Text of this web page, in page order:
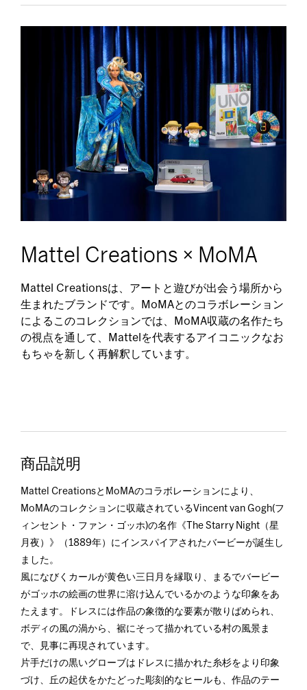
Mattel Creations × MoMA
Mattel Creationsは、アートと遊びが出会う場所から
生まれたブランドです。MoMAとのコラボレーション
によるこのコレクションでは、MoMA収蔵の名作たち
の視点を通して、Mattelを代表するアイコニックなお
もちゃを新しく再解釈しています。
商品説明
Mattel CreationsとMoMAのコラボレーションにより、
MoMAのコレクションに収蔵されているVincent van Gogh(フ
ィンセント・ファン・ゴッホ)の名作《The Starry Night（星
月夜）》（1889年）にインスパイアされたバービーが誕生し
ました。
風になびくカールが黄色い三日月を縁取り、まるでバービー
がゴッホの絵画の世界に溶け込んでいるかのような印象をあ
たえます。ドレスには作品の象徴的な要素が散りばめられ、
ボディの風の渦から、裾にそって描かれている村の風景ま
で、見事に再現されています。
片手だけの黒いグローブはドレスに描かれた糸杉をより印象
づけ、丘の起伏をかたどった彫刻的なヒールも、作品のテー